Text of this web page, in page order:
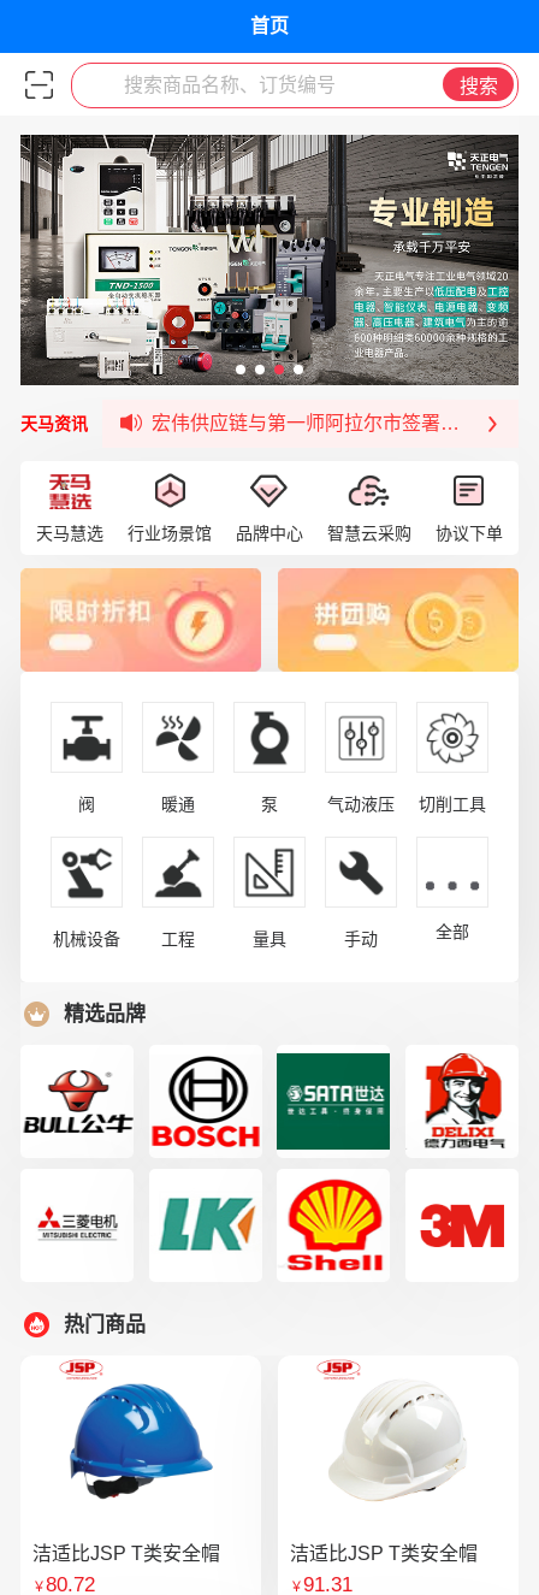
首页
搜索商品名称、订货编号 搜索
天马资讯
宏伟天马平台喜迎战略合作伙伴——航天动力
签约喜讯 | 宏伟与中铝集团成功签约！
福清核电—WD-40产品交流会圆满结束
天马慧选 行业场景馆 品牌中心 智慧云采购 协议下单
阀 暖通 泵 气动液压 切削工具
机械设备 工程 量具 手动 全部
精选品牌
热门商品
洁适比JSP T类安全帽
￥80.72
洁适比JSP T类安全帽
￥91.31